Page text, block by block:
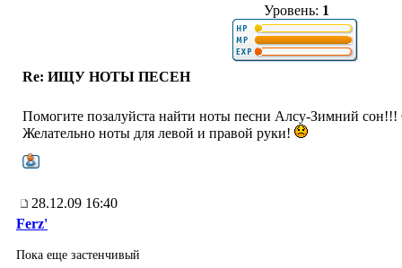
Уровень: 1
Re: ИЩУ НОТЫ ПЕСЕН
Помогите позалуйста найти ноты песни Алсу-Зимний
Желательно ноты для левой и правой руки!
28.12.09 16:40
Ferz'
Пока еще застенчивый